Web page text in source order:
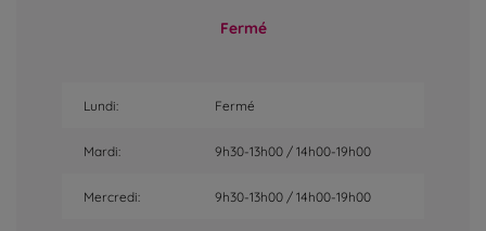
Fermé
Lundi: Fermé
Mardi: 9h30-13h00 / 14h00-19h00
Mercredi: 9h30-13h00 / 14h00-19h00